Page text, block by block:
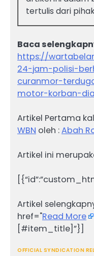
tertulis dari
Baca
https://
24-jam-polisi-
curanmor-
motor-korban-
Artikel Pertama
WBN oleh :Abah
Artikel ini
Artikel
href="Read More
[#item_title]”}]
OFFICIAL SYNDICATION